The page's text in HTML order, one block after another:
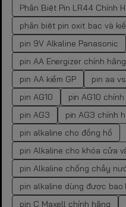
Phân Biệt Pin LR44 Chính
phân biệt pin oxit bạc và
pin 9V Alkaline Panasonic
pin AA Energizer chính hãng
pin AA kiềm GP
pin aa
pin AG10
pin AG10
pin AG3
pin AG3 chính
pin alkaline cho đồng hồ
pin Alkaline cho khóa cửa
pin Alkaline chống chảy
pin alkaline dùng được bao
pin C Maxell chính hãng